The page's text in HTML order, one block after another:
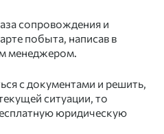
сопровождения и
побыта, написав в
менеджером.
с документами и решить,
ситуации, то
юридическую